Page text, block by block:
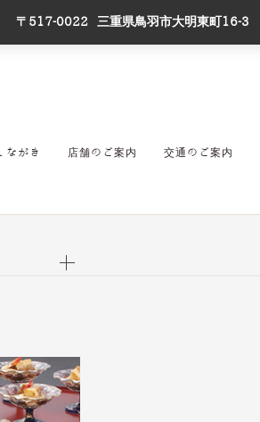
〒517-0022 三重県鳥羽市大明東町16-3
ながき 店舗のご案内 交通のご案内